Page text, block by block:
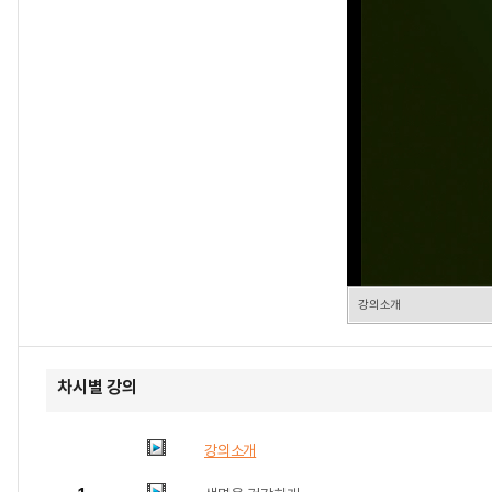
강의소개
차시별 강의
강의소개